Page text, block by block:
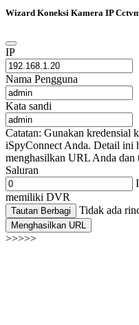
Wizard Koneksi Kamera IP
IP
Nama Pengguna
Kata sandi
Catatan: Gunakan kredensial
iSpyConnect Anda. Detail ini
menghasilkan URL Anda
Saluran
memiliki DVR
Tautan Berbagi Tidak ada
Menghasilkan URL
>>>>>